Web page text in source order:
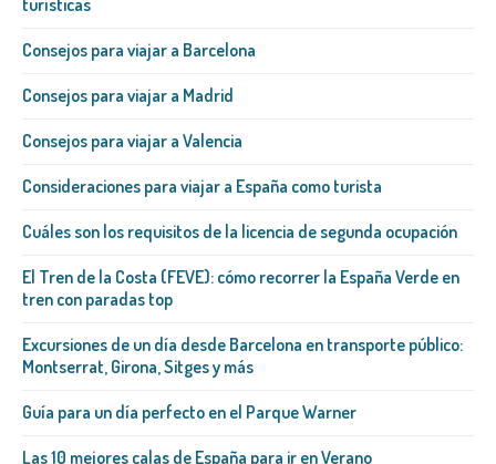
turísticas
Consejos para viajar a Barcelona
Consejos para viajar a Madrid
Consejos para viajar a Valencia
Consideraciones para viajar a España como turista
Cuáles son los requisitos de la licencia de segunda ocupación
El Tren de la Costa (FEVE): cómo recorrer la España Verde en
tren con paradas top
Excursiones de un día desde Barcelona en transporte público:
Montserrat, Girona, Sitges y más
Guía para un día perfecto en el Parque Warner
Las 10 mejores calas de España para ir en Verano